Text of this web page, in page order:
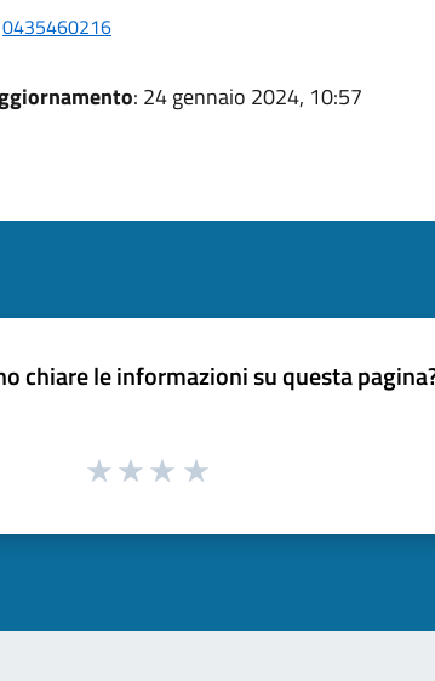
0435460216
: 24 gennaio 2024, 10:57
chiare le informazioni su questa